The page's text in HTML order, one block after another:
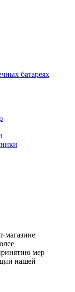
батареях
магазине
мер
нашей